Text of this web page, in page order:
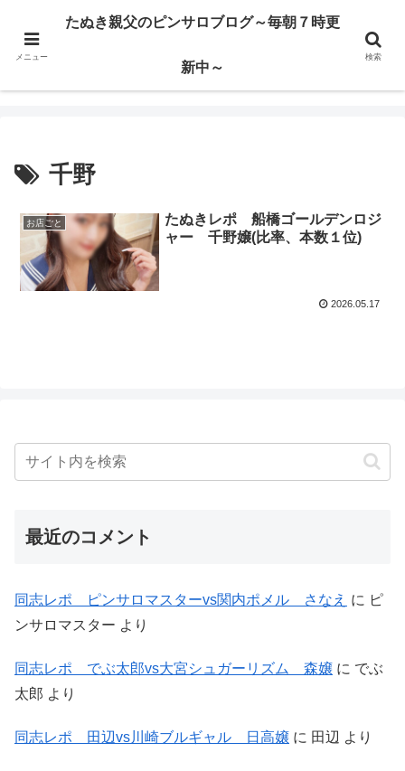
ハードサービス嬢を求めて3000回ピンサロで遊んだ親父
たぬき親父のピンサロブログ～毎朝７時更新中～
千野
お店ごと
たぬきレポ 船橋ゴールデンロジ
ャー 千野嬢(比率、本数１位)
2026.05.17
最近のコメント
同志レポ ピンサロマスターvs関内ポメル さなえ に ピ
ンサロマスター より
同志レポ でぶ太郎vs大宮シュガーリズム 森嬢 に でぶ
太郎 より
同志レポ 田辺vs川崎ブルギャル 日高嬢 に 田辺 より
メニュー
たぬき親父のピンサロブログ～毎朝７時更
新中～
検索